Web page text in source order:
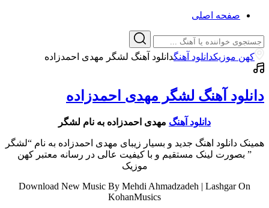
صفحه اصلی
کهن موزیکدانلود آهنگدانلود آهنگ لشگر مهدی احمدزاده
دانلود آهنگ لشگر مهدی احمدزاده
دانلود آهنگ مهدی احمدزاده به نام لشگر
همینک دانلود اهنگ جدید و بسیار زیبای مهدی احمدزاده به نام “لشگر
” بصورت لینک مستقیم و با کیفیت عالی در رسانه معتبر کهن
موزیک
Download New Music By Mehdi Ahmadzadeh | Lashgar On
KohanMusics